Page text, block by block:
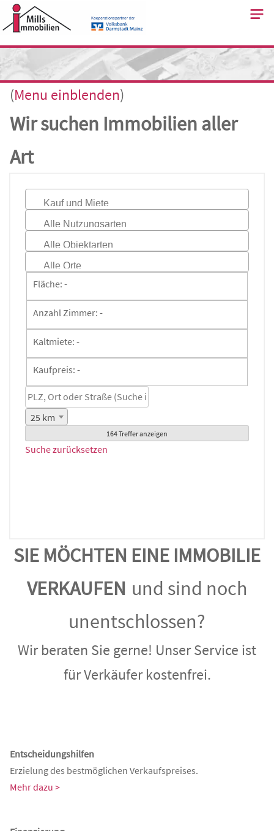
Skip
to
(Menu einblenden)
Wir suchen Immobilien aller
Art
Fläche: -
Anzahl Zimmer: -
Kaltmiete: -
Kaufpreis: -
25 km
164 Treffer anzeigen
Suche zurücksetzen
SIE MÖCHTEN EINE IMMOBILIE
VERKAUFEN und sind noch
unentschlossen?
Wir beraten Sie gerne! Unser Service ist
für Verkäufer kostenfrei.
Entscheidungshilfen
Erzielung des bestmöglichen Verkaufspreises.
Mehr dazu >